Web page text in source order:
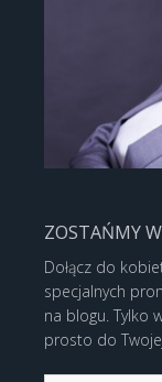
ZOSTAŃMY
Dołącz do
specjalnych
na blogu. Tylko
prosto do